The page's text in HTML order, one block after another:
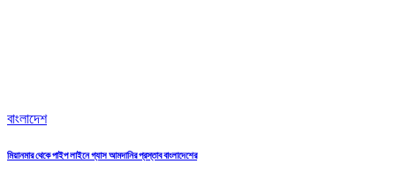
বাংলাদেশ
মিয়ানমার থেকে পাইপ লাইনে গ্যাস আমদানির প্রস্তাব বাংলাদেশের